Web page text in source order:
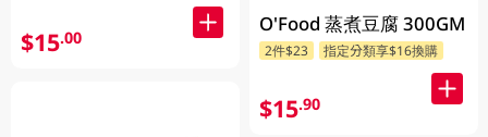
$15.00
O'Food 蒸煮豆腐 300GM
2件$23 指定分類享$16換購
$15.90